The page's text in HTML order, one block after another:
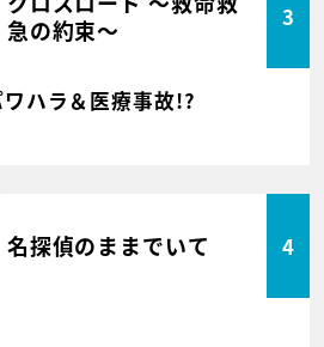
急の約束～
3
ハラ＆医療事故!?
名探偵のままでいて 4